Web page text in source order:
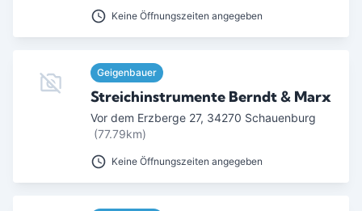
Keine Öffnungszeiten angegeben
Geigenbauer
Streichinstrumente Berndt & Marx
Vor dem Erzberge 27, 34270 Schauenburg
(77.79km)
Keine Öffnungszeiten angegeben